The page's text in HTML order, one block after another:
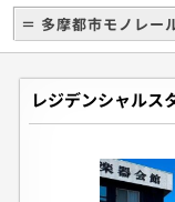
＝ 多摩都市モノレー
レジデンシャルス